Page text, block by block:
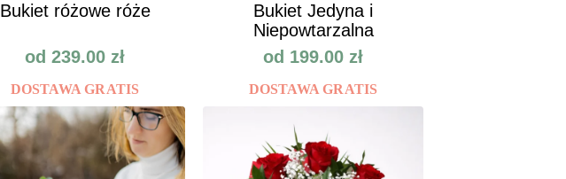
Bukiet różowe róże
od 239.00 zł
DOSTAWA GRATIS
Bukiet Jedyna i
Niepowtarzalna
od 199.00 zł
DOSTAWA GRATIS